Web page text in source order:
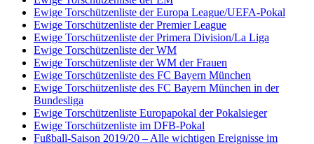
Ewige Torschützenliste der Europa League/UEFA-Pokal
Ewige Torschützenliste der Premier League
Ewige Torschützenliste der Primera Division/La Liga
Ewige Torschützenliste der WM
Ewige Torschützenliste der WM der Frauen
Ewige Torschützenliste des FC Bayern München
Ewige Torschützenliste des FC Bayern München in der
Bundesliga
Ewige Torschützenliste Europapokal der Pokalsieger
Ewige Torschützenliste im DFB-Pokal
Fußball-Saison 2019/20 – Alle wichtigen Ereignisse im